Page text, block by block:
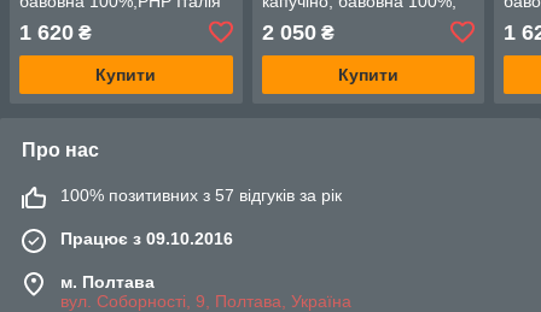
1 620 ₴
Купити
2 050₴
Купити
1
Про нас
100% позитивних з 57 відгуків за рік
Працює з 09.10.2016
м. Полтава
вул. Соборності, 9, Полтава, Україна